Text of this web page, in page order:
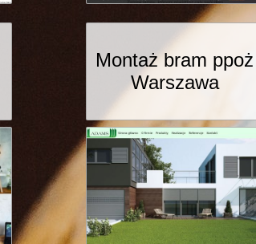
Montaż bram ppoż
Warszawa